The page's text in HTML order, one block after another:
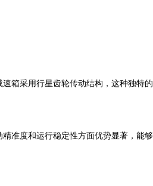
采用行星齿轮传动结构，这种独特的
准度和运行稳定性方面优势显著，能